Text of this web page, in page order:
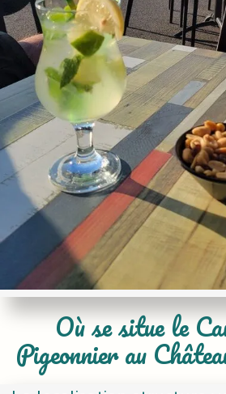
Où se situe le
Pigeonnier au